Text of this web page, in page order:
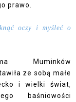
prawo.
oczy i myśleć o
Muminków
ze sobą małe
i wielki świat,
baśniowości